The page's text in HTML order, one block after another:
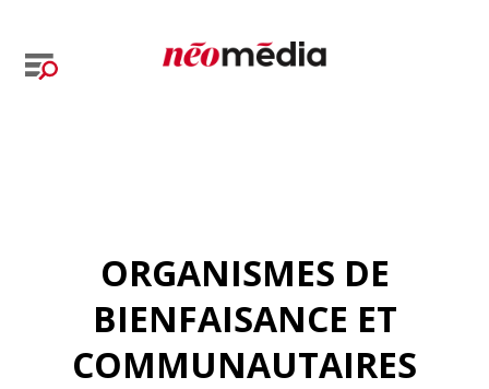
ORGANISMES DE
BIENFAISANCE ET
COMMUNAUTAIRES